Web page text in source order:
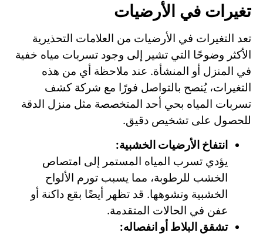
تغيرات في الأرضيات
تعد التغيرات في الأرضيات من العلامات التحذيرية
الأكثر وضوحًا التي تشير إلى وجود تسربات مياه خفية
في المنزل أو المنشأة. عند ملاحظة أي من هذه
التغيرات، يُنصح بالتواصل فورًا مع شركة كشف
تسربات المياه بحي أحد المتخصصة مثل منزل الدقة
للحصول على تشخيص دقيق.
انتفاخ الأرضيات الخشبية:
يؤدي تسرب المياه المستمر إلى امتصاص
الخشب للرطوبة، مما يسبب تورم الألواح
الخشبية وتشوهها. قد تظهر أيضًا بقع داكنة أو
عفن في الحالات المتقدمة.
تشقق البلاط أو انفصاله: